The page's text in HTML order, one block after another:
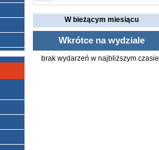
W bieżącym miesiącu
Wkrótce na wydziale
brak wydarzeń w najbliższym czasie